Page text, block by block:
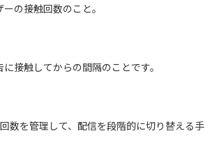
の接触回数のこと。
接触してからの間隔のことです。
数を管理して、配信を段階的に切り替える手